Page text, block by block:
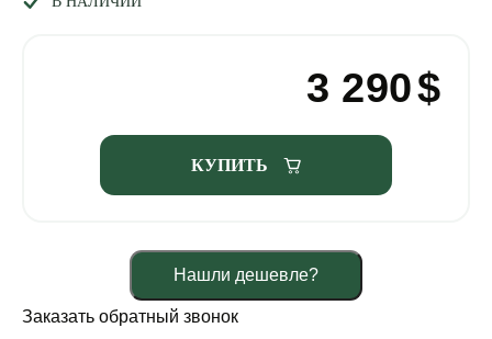
3 290$
КУПИТЬ
Нашли дешевле?
Заказать обратный звонок